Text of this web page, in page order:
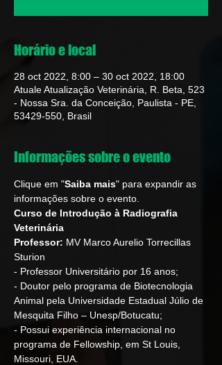
Horário e local
28 oct 2022, 8:00 – 30 oct 2022, 18:00
Atuale Atualização Veterinária, R. Beta, 523
- Nossa Sra. da Conceição, Paulista - PE,
53429-550, Brasil
Informações sobre o evento
Clique em "Saiba mais" para expandir as
informações sobre o evento.
Curso de Introdução à Radiografia
Veterinária
Professor: MV Marco Aurelio Torrecillas
Sturion
- Professor Universitário por 16 anos;
- Doutor pelo programa de Biotecnologia
Animal pela Universidade Estadual Júlio de
Mesquita Filho – Unesp/Botucatu;
- Possui experiência internacional no
programa de Fellowship, em St Louis,
Missouri, EUA.